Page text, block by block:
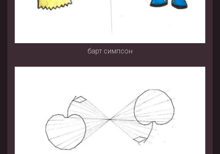
барт симпсон